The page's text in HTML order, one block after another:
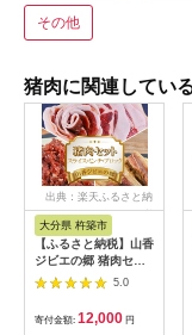
その他
猪肉に関連してい
出典：楽天ふるさと納
税
大分県 杵築市
【ふるさと納税】山香
ジビエの郷 猪肉セッ
ト（猪スライス・猪ミ
ンチ・猪ブロック 計
900g） 焼肉 小分け
ジビエ 猪肉 ブロック
5.0
寄付金額: 12,000 円